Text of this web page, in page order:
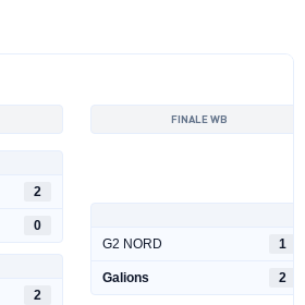
FINALE WB
2
0
2
G2 NORD 1
Galions 2